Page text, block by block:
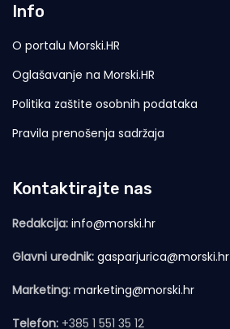
Info
O portalu Morski.HR
Oglašavanje na Morski.HR
Politika zaštite osobnih podataka
Pravila prenošenja sadržaja
Kontaktirajte nas
Redakcija: info@morski.hr
Glavni urednik: gasparjurica@morski.hr
Marketing: marketing@morski.hr
Telefon: +385 1 551 35 12